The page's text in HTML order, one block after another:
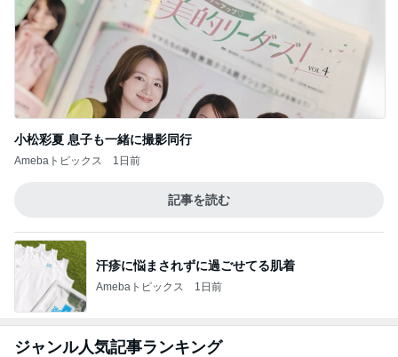
小松彩夏 息子も一緒に撮影同行
Amebaトピックス 1日前
記事を読む
汗疹に悩まされずに過ごせてる肌着
Amebaトピックス 1日前
ジャンル人気記事ランキング